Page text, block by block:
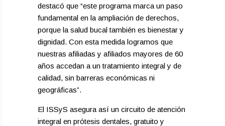
destacó que “este programa marca un paso
fundamental en la ampliación de derechos,
porque la salud bucal también es bienestar y
dignidad. Con esta medida logramos que
nuestras afiliadas y afiliados mayores de 60
años accedan a un tratamiento integral y de
calidad, sin barreras económicas ni
geográficas”.
El ISSyS asegura así un circuito de atención
integral en prótesis dentales, gratuito y